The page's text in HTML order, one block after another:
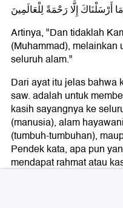
أَرْسَلْنَاكَ إِلَّا رَحْمَةً لِلْعَالَمِينَ
Artinya, "Dan tidaklah
(Muhammad), melainkan
seluruh alam."
Dari ayat itu jelas bahwa
saw. adalah untuk
kasih sayangnya ke
(manusia), alam
(tumbuh-tumbuhan),
Pendek kata, apa pun
mendapat rahmat atau